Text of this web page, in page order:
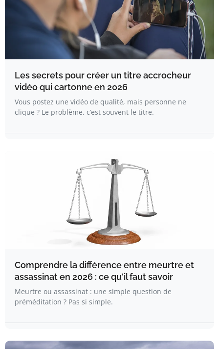
Les secrets pour créer un titre accrocheur
vidéo qui cartonne en 2026
Vous postez une vidéo de qualité, mais personne ne
clique ? Le problème, c’est souvent le titre.
Comprendre la différence entre meurtre et
assassinat en 2026 : ce qu'il faut savoir
Meurtre ou assassinat : une simple question de
préméditation ? Pas si simple.